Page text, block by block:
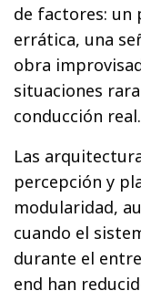
de factores: un
errática, una
obra
situaciones
conducción real.
Las
percepción y
modularidad,
cuando el
durante el
end han